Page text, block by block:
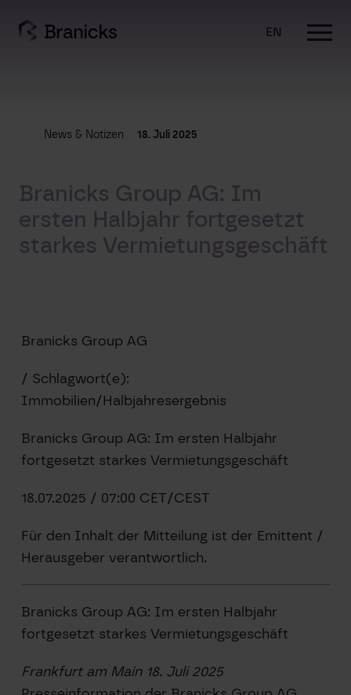
content
EN
News & Notizen 18. Juli 2025
Branicks Group AG: Im
ersten Halbjahr fortgesetzt
starkes Vermietungsgeschäft
Branicks Group AG
/ Schlagwort(e):
Immobilien/Halbjahresergebnis
Branicks Group AG: Im ersten Halbjahr
fortgesetzt starkes Vermietungsgeschäft
18.07.2025 / 07:00 CET/CEST
Für den Inhalt der Mitteilung ist der Emittent /
Herausgeber verantwortlich.
Branicks Group AG: Im ersten Halbjahr
fortgesetzt starkes Vermietungsgeschäft
Frankfurt am Main 18. Juli 2025